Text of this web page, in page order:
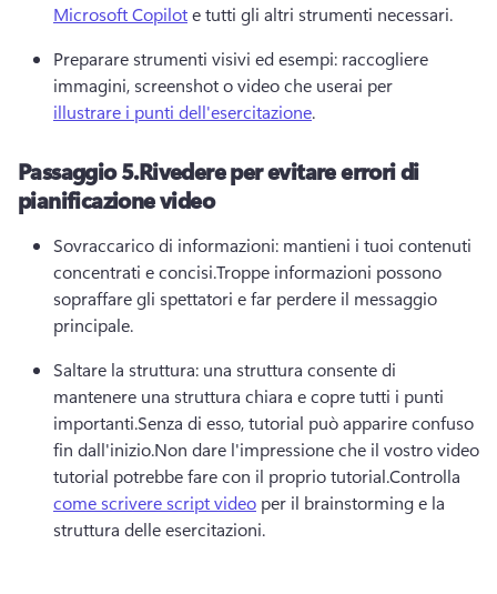
Microsoft Copilot e tutti gli altri strumenti necessari.
Preparare strumenti visivi ed esempi: raccogliere
immagini, screenshot o video che userai per
illustrare i punti dell'esercitazione.
Passaggio 5.Rivedere per evitare errori di
pianificazione video
Sovraccarico di informazioni: mantieni i tuoi contenuti
concentrati e concisi.Troppe informazioni possono
sopraffare gli spettatori e far perdere il messaggio
principale.
Saltare la struttura: una struttura consente di
mantenere una struttura chiara e copre tutti i punti
importanti.Senza di esso, tutorial può apparire confuso
fin dall'inizio.Non dare l'impressione che il vostro video
tutorial potrebbe fare con il proprio tutorial.Controlla
come scrivere script video per il brainstorming e la
struttura delle esercitazioni.